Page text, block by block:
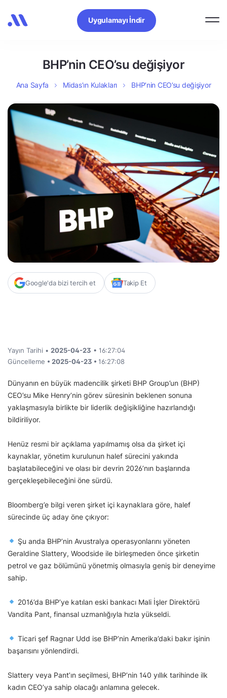
Uygulamayı İndir
BHP’nin CEO’su değişiyor
Ana Sayfa Midas’ın Kulakları BHP’nin CEO’su değişiyor
Google'da bizi tercih et Takip Et
Yayın Tarihi • 2025-04-23 • 16:27:04
Güncelleme • 2025-04-23 • 16:27:08
Dünyanın en büyük madencilik şirketi BHP Group’un (BHP)
CEO’su Mike Henry’nin görev süresinin beklenen sonuna
yaklaşmasıyla birlikte bir liderlik değişikliğine hazırlandığı
bildiriliyor.
Henüz resmi bir açıklama yapılmamış olsa da şirket içi
kaynaklar, yönetim kurulunun halef sürecini yakında
başlatabileceğini ve olası bir devrin 2026’nın başlarında
gerçekleşebileceğini öne sürdü.
Bloomberg’e bilgi veren şirket içi kaynaklara göre, halef
sürecinde üç aday öne çıkıyor:
Şu anda BHP’nin Avustralya operasyonlarını yöneten
Geraldine Slattery, Woodside ile birleşmeden önce şirketin
petrol ve gaz bölümünü yönetmiş olmasıyla geniş bir deneyime
sahip.
2016’da BHP’ye katılan eski bankacı Mali İşler Direktörü
Vandita Pant, finansal uzmanlığıyla hızla yükseldi.
Ticari şef Ragnar Udd ise BHP’nin Amerika’daki bakır işinin
başarısını yönlendirdi.
Slattery veya Pant’ın seçilmesi, BHP’nin 140 yıllık tarihinde ilk
kadın CEO’ya sahip olacağı anlamına gelecek.